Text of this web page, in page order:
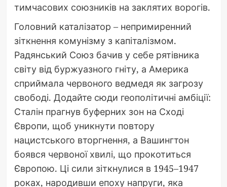
тимчасових союзників на заклятих ворогів.
Головний каталізатор – непримиренний
зіткнення комунізму з капіталізмом.
Радянський Союз бачив у себе рятівника
світу від буржуазного гніту, а Америка
сприймала червоного ведмедя як загрозу
свободі. Додайте сюди геополітичні амбіції:
Сталін прагнув буферних зон на Сході
Європи, щоб уникнути повтору
нацистського вторгнення, а Вашингтон
боявся червоної хвилі, що прокотиться
Європою. Ці сили зіткнулися в 1945–1947
роках, народивши епоху напруги, яка